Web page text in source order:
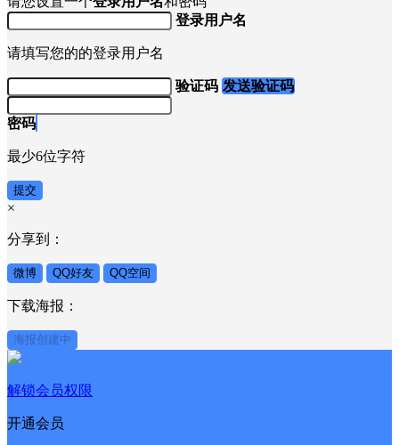
登录用户名
请填写您的的登录用户名
验证码 发送验证码
密码
最少6位字符
提交
×
分享到：
微博 QQ好友 QQ空间
下载海报：
海报创建中
解锁会员权限
开通会员